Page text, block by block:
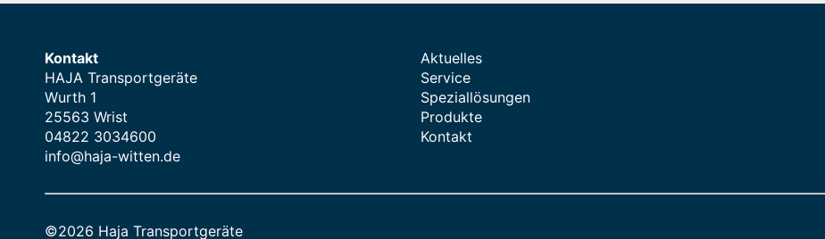
Kontakt
HAJA Transportgeräte
Wurth 1
25563 Wrist
04822 3034600
info@haja-witten.de
Aktuelles
Service
Speziallösungen
Produkte
Kontakt
©2026 Haja Transportgeräte